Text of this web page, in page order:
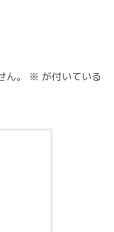
。 ※ が付いている